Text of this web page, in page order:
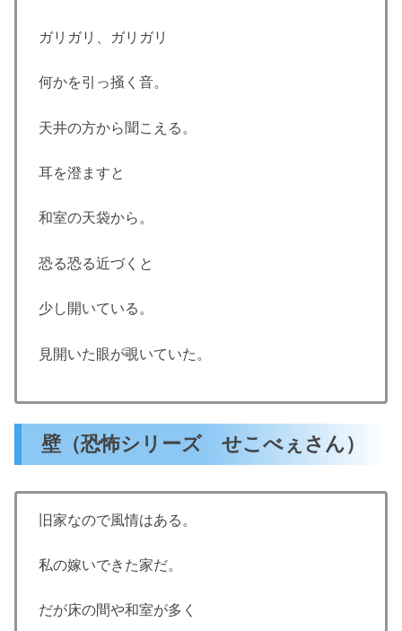
ガリガリ、ガリガリ
何かを引っ掻く音。
天井の方から聞こえる。
耳を澄ますと
和室の天袋から。
恐る恐る近づくと
少し開いている。
見開いた眼が覗いていた。
壁（恐怖シリーズ せこべぇさん）
旧家なので風情はある。
私の嫁いできた家だ。
だが床の間や和室が多く